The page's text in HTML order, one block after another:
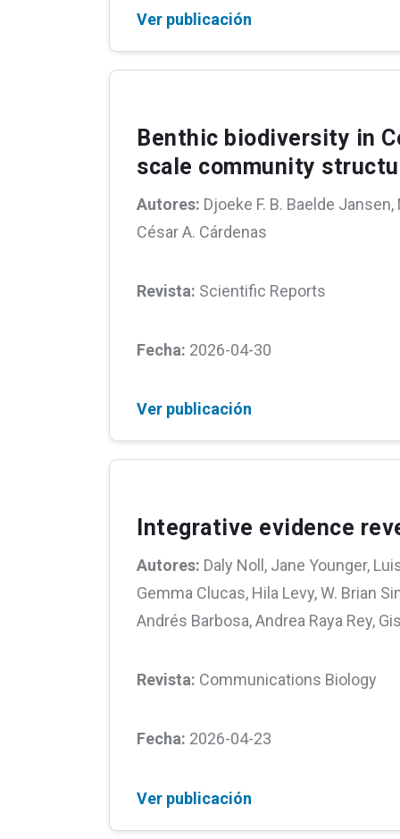
Ver publicación
Benthic biodiversity in
scale community
Autores: Djoeke F. B. Baelde
César A. Cárdenas
Revista: Scientific Reports
Fecha: 2026-04-30
Ver publicación
Integrative evidence
Autores: Daly Noll, Jane Younger,
Gemma Clucas, Hila Levy, W. Brian
Andrés Barbosa, Andrea Raya Rey,
Revista: Communications Biology
Fecha: 2026-04-23
Ver publicación